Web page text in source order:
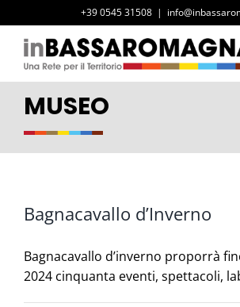
al
contenuto
+39 0545 31508 |
MUSEO
Bagnacavallo d’Inverno
Bagnacavallo d’inverno proporrà
2024 cinquanta eventi, spettacoli,